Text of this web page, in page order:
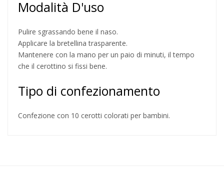
Modalità D'uso
Pulire sgrassando bene il naso.
Applicare la bretellina trasparente.
Mantenere con la mano per un paio di minuti, il tempo
che il cerottino si fissi bene.
Tipo di confezionamento
Confezione con 10 cerotti colorati per bambini.